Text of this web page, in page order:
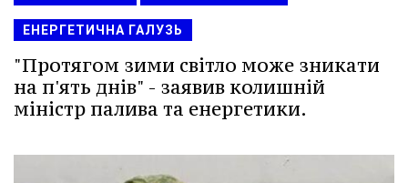
ЕНЕРГЕТИЧНА ГАЛУЗЬ
"Протягом зими світло може зникати
на п'ять днів" - заявив колишній
міністр палива та енергетики.